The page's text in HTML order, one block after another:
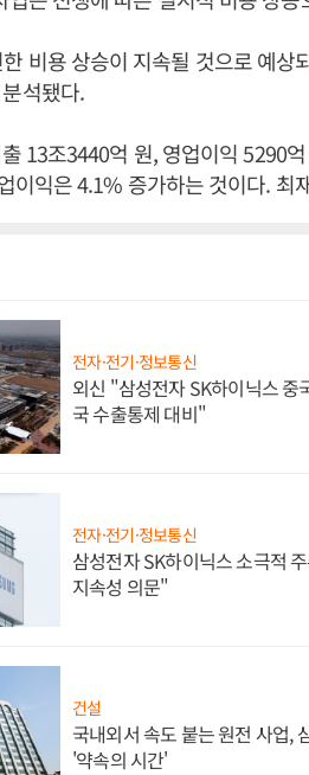
비용 상승이 지속될 것으로 예상
석됐다.
13조3440억 원, 영업이익 5290
이익은 4.1% 증가하는 것이다. 최
전자·전기·정보통신
외신 "삼성전자 SK하이닉스 중
국 수출통제 대비"
전자·전기·정보통신
삼성전자 SK하이닉스 소극적
지속성 의문"
건설
국내외서 속도 붙는 원전 사업,
'약속의 시간'